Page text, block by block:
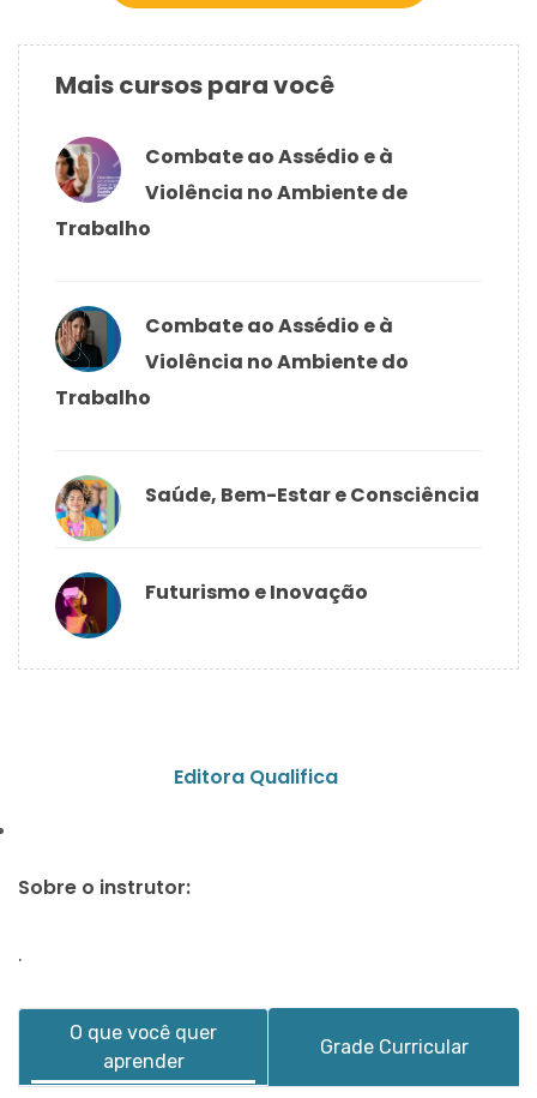
Mais cursos para você
Combate ao Assédio e à
Violência no Ambiente de
Trabalho
Combate ao Assédio e à
Violência no Ambiente do
Trabalho
Saúde, Bem-Estar e Consciência
Futurismo e Inovação
Editora Qualifica
Sobre o instrutor:
.
O que você quer
aprender
Grade Curricular